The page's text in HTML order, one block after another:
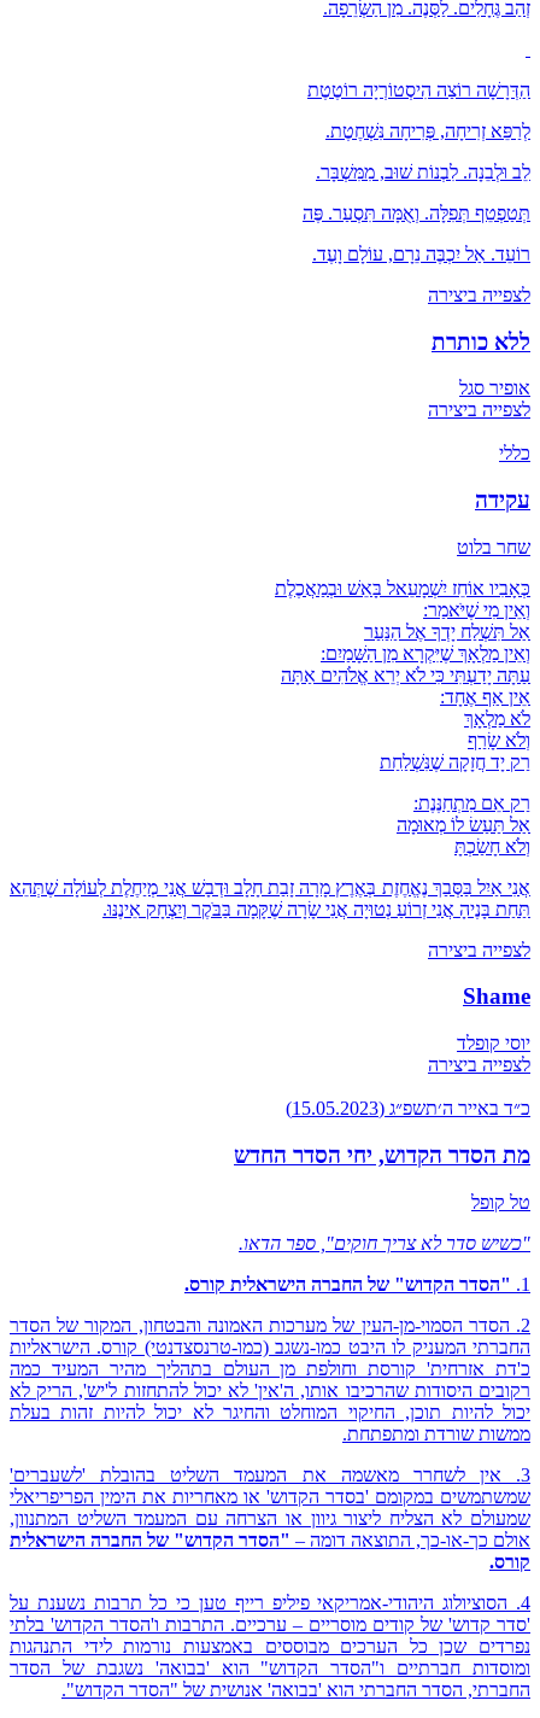
זְהַב גֶּחָלִים. לַסְּנֶה. מִן הַשְּׂרֵפָה.
הַדְּרָשָׁה רוֹצַה הִיסְטוֹרְיָה רוֹטֶטֶת
לְרַפֵּא זְרִיחָה, פְּרִיחָה נִּשְׁחֶטֶת.
לֵב וּלְבֵנָה. לִבְנוֹת שׁוּב, מִמִּשְׁבָּר.
תְּטַפְטֵף תְּפִלָּה. וְאֻמָּה תִּסְעַר. פֶּה
רוֹעֵד. אַל יִכְבֶּה נֵרָם, עוֹלָם וָעֶד.
לצפייה ביצירה
ללא כותרת
אופיר סגל
לצפייה ביצירה
כללי
עקידה
שחר בלוט
כְּאָבִיו אוֹחֵז יִשְׁמָעֵאל בָּאֵשׁ וּבְמַאֲכֶלֶת
וְאֵין מִי שֶׁיֹּאמַר:
אַל תִּשְׁלַח יָדְךָ אֶל הַנַּעַר
וְאֵין מַלְאָךְ שֶׁיִּקְרָא מִן הַשָּׁמַיִם:
עַתָּה יָדַעְתִּי כִּי לֹא יְרֵא אֱלֹהִים אַתָּה
אֵין אַף אֶחָד:
לֹא מַלְאָךְ
וְלֹא שָׂרַף
רַק יָד חֲזָקָה שֶׁנִּשְׁלַחַת
רַק אֵם מִתְחַנֶּנֶת:
אַל תַּעַשׂ לוֹ מְאוּמָה
וְלֹא חָשַׂכְתָּ
אֲנִי אַיִל בַּסְּבַךְ נֶאֱחֶזֶת בְּאֶרֶץ מָרָה זָבַת חָלָב וּדְבָשׁ אֲנִי מְיַחֶלֶת לְעוֹלָה שֶׁתְּהֵא
תַּחַת בָּנֶיהָ אֲנִי זְרוֹעַ נְטוּיָה אֲנִי שָׂרָה שֶׁקָּמָה בַּבֹּקֶר וְיִצְחָק אֵינֶנּוּ.
לצפייה ביצירה
Shame
יוסי קופלד
לצפייה ביצירה
כ״ד באייר ה׳תשפ״ג (15.05.2023)
מת הסדר הקדוש, יחי הסדר החדש
טל קופל
"כשיש סדר לא צריך חוקים", ספר הדאו.
1.
"הסדר הקדוש" של החברה הישראלית קורס.
2. הסדר הסמוי-מן-העין של מערכות האמונה והבטחון, המקור של הסדר
החברתי המעניק לו היבט כמו-נשגב (כמו-טרנסצדנטי) קורס. הישראליות
כ'דת אזרחית' קורסת וחולפת מן העולם בתהליך מהיר המעיד כמה
רקובים היסודות שהרכיבו אותו, ה'אין' לא יכול להתחזות ל'יש', הריק לא
יכול להיות תוכן, החיקוי המוחלט והחיגר לא יכול להיות זהות בעלת
ממשות שורדת ומתפתחת.
3. אין לשחרר מאשמה את המעמד השליט בהובלת 'לשעברים'
שמשתמשים במקומם 'בסדר הקדוש' או מאחריות את הימין הפריפריאלי
שמעולם לא הצליח ליצור גיוון או הצרחה עם המעמד השליט המתנוון,
אולם כך-או-כך, התוצאה דומה – "הסדר הקדוש" של החברה הישראלית
קורס.
4. הסוציולוג היהודי-אמריקאי פיליפ רייף טען כי כל תרבות נשענת על
'סדר קדוש' של קודים מוסריים – ערכיים. התרבות ו'הסדר הקדוש' בלתי
נפרדים שכן כל הערכים מבוססים באמצעות נורמות לידי התנהגות
ומוסדות חברתיים ו"הסדר הקדוש" הוא 'בבואה' נשגבת של הסדר
החברתי, הסדר החברתי הוא 'בבואה' אנושית של "הסדר הקדוש".